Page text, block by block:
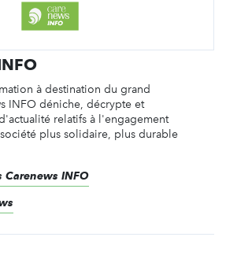
à destination du grand
INFO déniche, décrypte et
relatifs à l'engagement
plus solidaire, plus durable
Carenews INFO